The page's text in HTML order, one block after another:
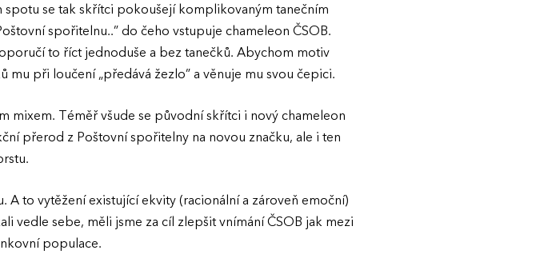
spotu se tak skřítci pokoušejí komplikovaným tanečním
spořitelnu..” do čeho vstupuje chameleon ČSOB.
to říct jednoduše a bez tanečků. Abychom motiv
při loučení „předává žezlo” a věnuje mu svou čepici.
mixem. Téměř všude se původní skřítci i nový chameleon
přerod z Poštovní spořitelny na novou značku, ale i ten
to vytěžení existující ekvity (racionální a zároveň emoční)
vedle sebe, měli jsme za cíl zlepšit vnímání ČSOB jak mezi
populace.